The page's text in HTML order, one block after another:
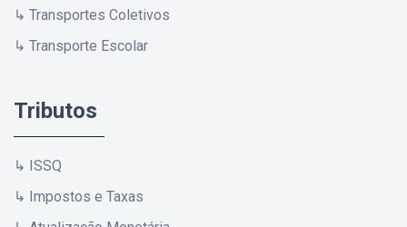
↳ Transportes Coletivos
↳ Transporte Escolar
Tributos
↳ ISSQ
↳ Impostos e Taxas